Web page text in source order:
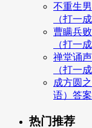
不重生
（打一
曹瞒兵
（打一
禅堂诵
（打一
成方圆
语）答案
热门推荐